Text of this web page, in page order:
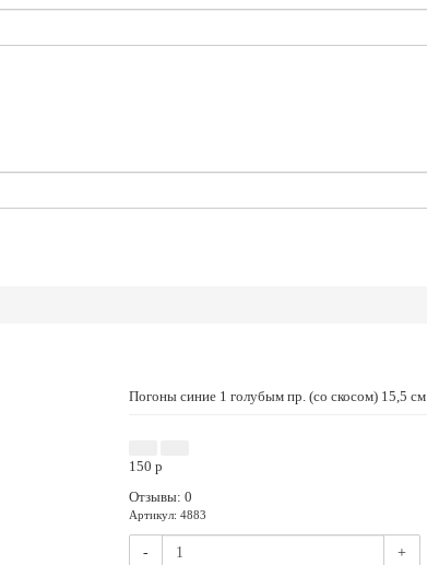
Погоны синие 1 голубым пр. (со скосом) 15,5 см
150 p
Отзывы: 0
Артикул: 4883
- +